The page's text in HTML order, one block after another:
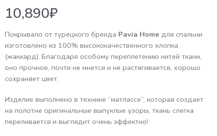
Покрывало от турецкого бренда Pavia Home для спальни
изготовлено из 100% высококачественного хлопка
(жаккард). Благодаря особому переплетению нитей ткани,
оно прочное, почти не мнется и не растягивается, хорошо
сохраняет цвет.
Изделие выполнено в технике “матлассе”, которая создает
на полотне оригинальные выпуклые узоры, ткань слегка
переливается и выглядит очень эффектно!